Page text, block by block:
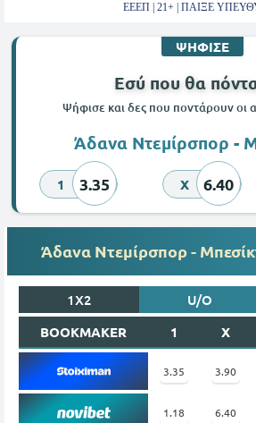
ΕΕΕΠ | 21+ | ΠΑΙΞΕ
ΨΗΦΙΣΕ
Εσύ που θα
Ψήφισε και δες που ποντάρουν οι
Άδανα Ντεμίρσπορ -
1 3.35 X 6.40
Άδανα Ντεμίρσπορ -
1X2 U/O
BOOKMAKER
1 X
3.35 3.90
1.18 6.40